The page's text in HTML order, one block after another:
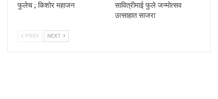
फुलेच ; किशोर महाजन
सावित्रीमाई फुले जन्मोत्सव
उत्साहात साजरा
PREV NEXT